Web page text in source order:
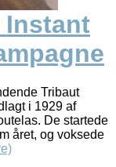
Instant
Tribaut
i 1929 af
De startede
året, og voksede